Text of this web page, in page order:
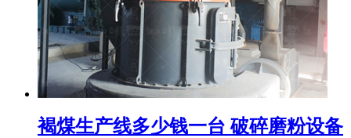
褐煤生产线多少钱一台 破碎磨粉设备